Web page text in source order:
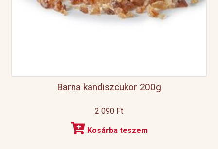
Barna kandiszcukor 200g
2 090 Ft
Kosárba teszem